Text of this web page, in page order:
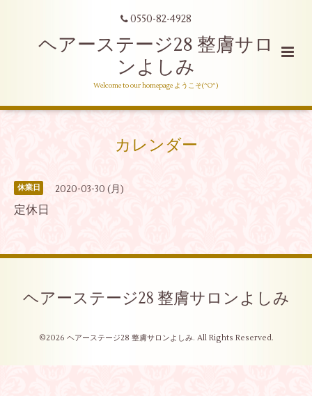
0550-82-4928
ヘアーステージ28 整膚サロ
ンよしみ
Welcome to our homepage ようこそ(^O^)
カレンダー
休業日 2020-03-30 (月)
定休日
ヘアーステージ28 整膚サロンよしみ
©2026 ヘアーステージ28 整膚サロンよしみ. All Rights Reserved.